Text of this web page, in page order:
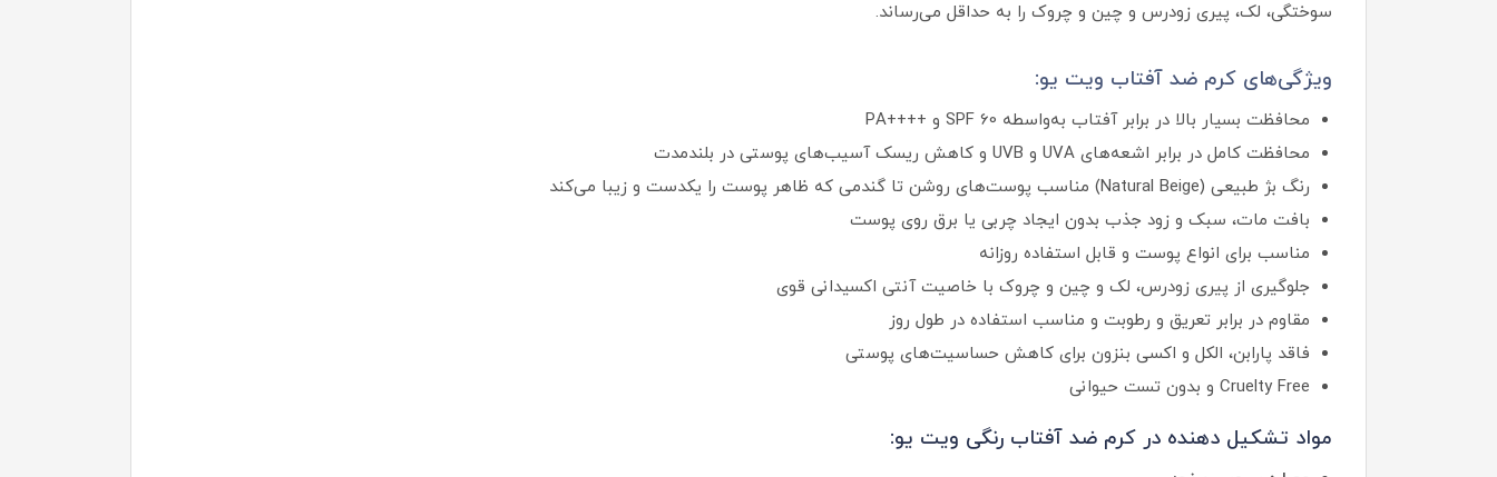
سوختگی، لک، پیری زودرس و چین‌ و چروک را به حداقل می‌رساند.
ویژگی‌های کرم ضد آفتاب ویت یو:
محافظت بسیار بالا در برابر آفتاب به‌واسطه SPF 60 و ++++PA
محافظت کامل در برابر اشعه‌های UVA و UVB و کاهش ریسک آسیب‌های پوستی در بلندمدت
رنگ بژ طبیعی (Natural Beige) مناسب پوست‌های روشن تا گندمی که ظاهر پوست را یکدست و زیبا می‌کند
بافت مات، سبک و زود جذب بدون ایجاد چربی یا برق روی پوست
مناسب برای انواع پوست و قابل استفاده روزانه
جلوگیری از پیری زودرس، لک و چین‌ و چروک با خاصیت آنتی‌ اکسیدانی قوی
مقاوم در برابر تعریق و رطوبت و مناسب استفاده در طول روز
فاقد پارابن، الکل و اکسی‌ بنزون برای کاهش حساسیت‌های پوستی
Cruelty Free و بدون تست حیوانی
مواد تشکیل‌ دهنده در کرم ضد آفتاب رنگی ویت یو: